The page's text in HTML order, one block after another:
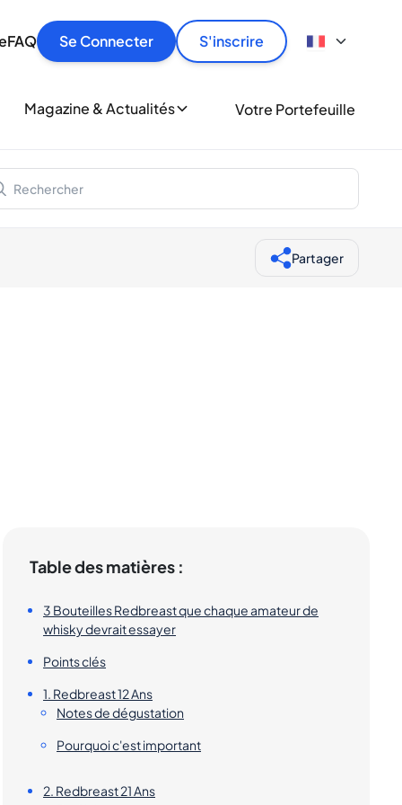
FAQ Se Connecter S'inscrire
en toute sécurité et au meilleur prix.
d'amateurs de whisky et de spiritueux.
Magazine & Actualités Votre Portefeuille
Partager
Table des matières :
3 Bouteilles Redbreast que chaque amateur de
whisky devrait essayer
Points clés
1. Redbreast 12 Ans
Notes de dégustation
Pourquoi c'est important
2. Redbreast 21 Ans